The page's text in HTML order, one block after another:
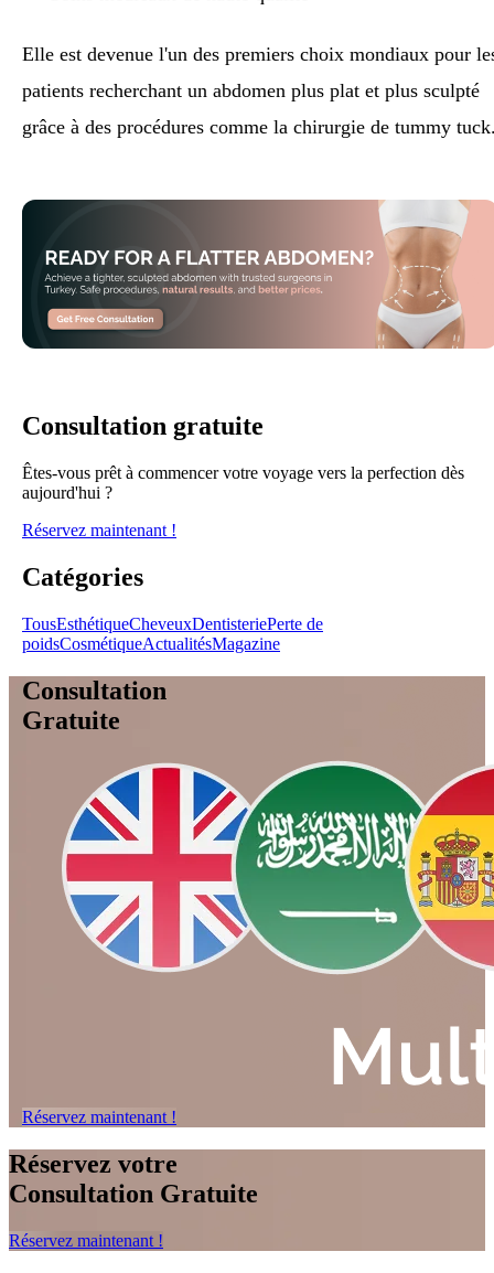
Elle est devenue l'un des premiers choix mondiaux pour
patients recherchant un abdomen plus plat et plus sculpté
grâce à des procédures comme la chirurgie de tummy
Consultation gratuite
Êtes-vous prêt à commencer votre voyage vers la perfection dès
aujourd'hui ?
Réservez maintenant !
Catégories
TousEsthétiqueCheveuxDentisteriePerte de
poidsCosmétiqueActualitésMagazine
Consultation
Gratuite
Réservez maintenant !
Réservez votre
Consultation Gratuite
Réservez maintenant !